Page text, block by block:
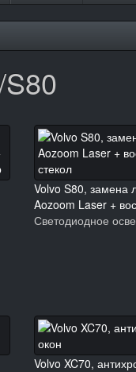
Volvo S80, замена
Aozoom Laser +
Светодиодное
Volvo XC70,